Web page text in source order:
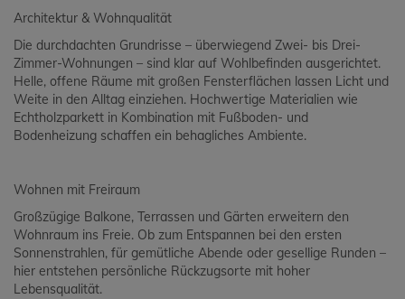
Architektur & Wohnqualität
Die durchdachten Grundrisse – überwiegend Zwei- bis Drei-
Zimmer-Wohnungen – sind klar auf Wohlbefinden ausgerichtet.
Helle, offene Räume mit großen Fensterflächen lassen Licht und
Weite in den Alltag einziehen. Hochwertige Materialien wie
Echtholzparkett in Kombination mit Fußboden- und
Bodenheizung schaffen ein behagliches Ambiente.
Wohnen mit Freiraum
Großzügige Balkone, Terrassen und Gärten erweitern den
Wohnraum ins Freie. Ob zum Entspannen bei den ersten
Sonnenstrahlen, für gemütliche Abende oder gesellige Runden –
hier entstehen persönliche Rückzugsorte mit hoher
Lebensqualität.